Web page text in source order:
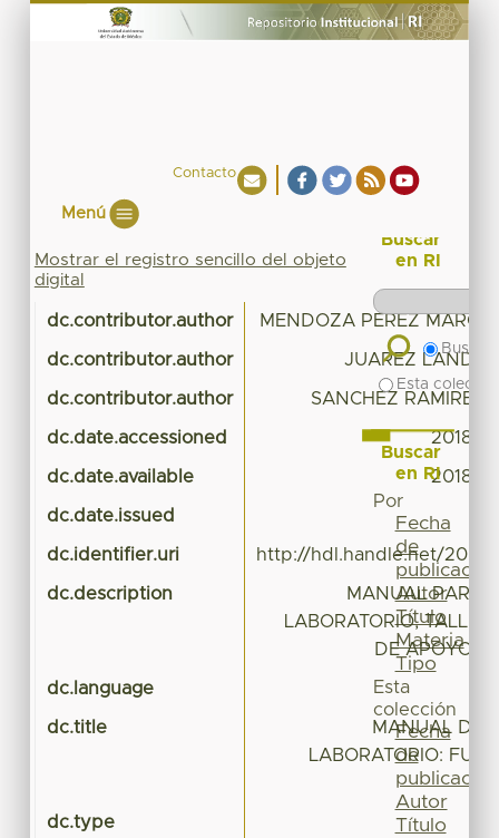
Contacto
Menú
Mostrar el registro sencillo del objeto
digital
dc.contributor.author MENDOZA PEREZ MARCO
dc.contributor.author JUAREZ LANDIN
dc.contributor.author SANCHEZ RAMIREZ
dc.date.accessioned 2018-
dc.date.available 2018-
dc.date.issued
dc.identifier.uri http://hdl.handle.net/
dc.description
MANUAL PARA
LABORATORIO,
DE APOYO A
dc.language
dc.title
MANUAL DE
LABORATORIO:
dc.type
Buscar
en RI
Buscar
Esta
Buscar
en RI
Por
Fecha
de
publicación
Autor
Título
Materia
Tipo
Esta
colección
Fecha
de
publicación
Autor
Título